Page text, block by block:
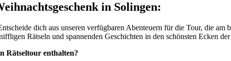
in Solingen:
dich aus unseren verfügbaren Abenteuern für die Tour, die am
Rätseln und spannenden Geschichten in den schönsten Ecken der
Rätseltour enthalten?